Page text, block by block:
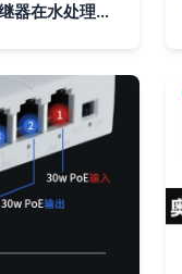
讯记Ci-PF系列PROFIBUS光纤中继器在水处理应用中的价格与报价解析——机电商情网在线产品报价助力选型